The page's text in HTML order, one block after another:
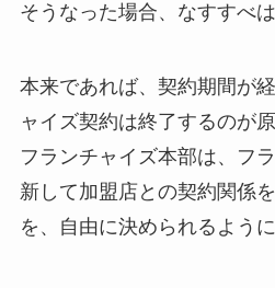
そうなった場合、なすすべ
本来であれば、契約期間が
ャイズ契約は終了するのが
フランチャイズ本部は、フ
新して加盟店との契約関係
を、自由に決められるよう